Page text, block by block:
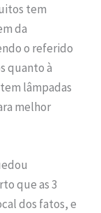
tem
da
o referido
quanto à
lâmpadas
melhor
que as 3
dos fatos, e